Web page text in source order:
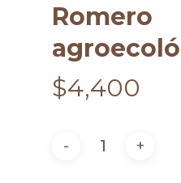
Romero
$4,400